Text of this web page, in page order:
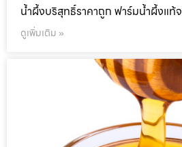
น้ำผึ้งบริสุทธิ์ราคาถูก ฟาร์มน้ำผึ้งแท้จ
ดูเพิ่มเติม »